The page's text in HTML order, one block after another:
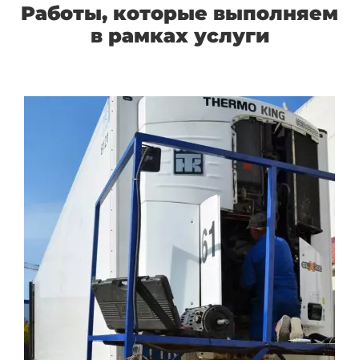
Работы, которые выполняем
в рамках услуги